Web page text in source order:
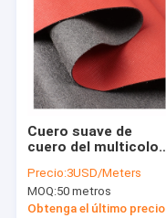
Inicio
Productos
Control de Calidad
Cuero suave de
cuero del multicolor
sintético automotriz
de la PU
Precio:3USD/Meters
MOQ:50 metros
Obtenga el último precio